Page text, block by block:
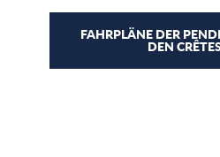
FAHRPLÄNE DER
DEN